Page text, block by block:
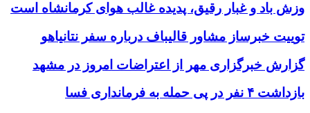
وزش باد و غبار رقیق، پدیده غالب هوای کرمانشاه است
توییت خبرساز مشاور قالیباف درباره سفر نتانیاهو
گزارش خبرگزاری مهر از اعتراضات امروز در مشهد
بازداشت ۴ نفر در پی حمله به فرمانداری فسا